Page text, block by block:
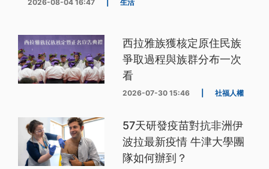
2026-08-04 16:47 生活
西拉雅族獲核定原住民族
爭取過程與族群分布一次
看
2026-07-30 15:46 社福人權
57天研發疫苗對抗非洲伊
波拉最新疫情 牛津大學團
隊如何辦到？